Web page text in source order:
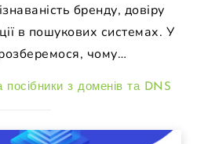
бренду, довіру
в пошукових системах. У
розберемося, чому…
посібники з доменів та DNS